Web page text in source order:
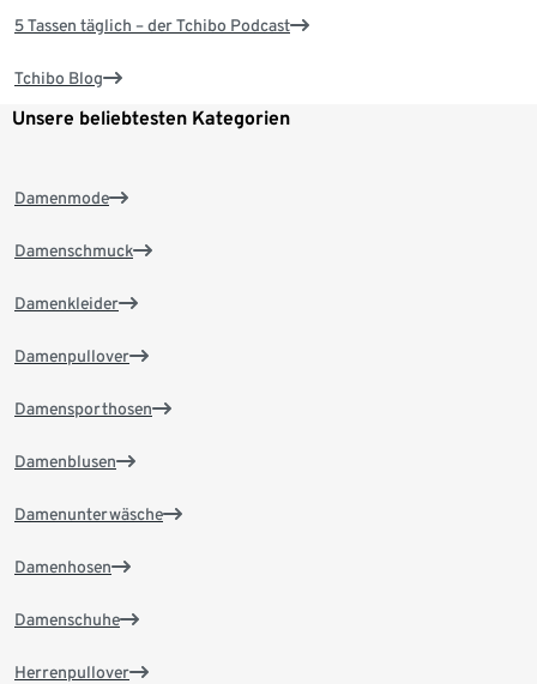
5 Tassen täglich – der Tchibo Podcast
Tchibo Blog
Unsere beliebtesten Kategorien
Damenmode
Damenschmuck
Damenkleider
Damenpullover
Damensporthosen
Damenblusen
Damenunterwäsche
Damenhosen
Damenschuhe
Herrenpullover